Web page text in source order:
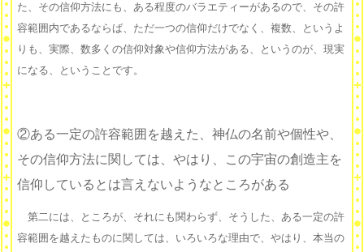
た、その信仰方法にも、ある程度のバラエティーがあるので、その許
容範囲内であるならば、ただ一つの信仰だけでなく、複数、というよ
りも、実際、数多くの信仰対象や信仰方法がある、というのが、現実
になる、ということです。
②ある一定の許容範囲を越えた、神仏の名前や個性や、
その信仰方法に関しては、やはり、この宇宙の創造主を
信仰しているとは言えないようなところがある
第二には、ところが、それにも関わらず、そうした、ある一定の許
容範囲を越えたものに関しては、いろいろな理由で、やはり、本当の